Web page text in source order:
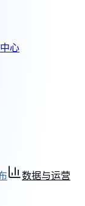
心
数据与运营